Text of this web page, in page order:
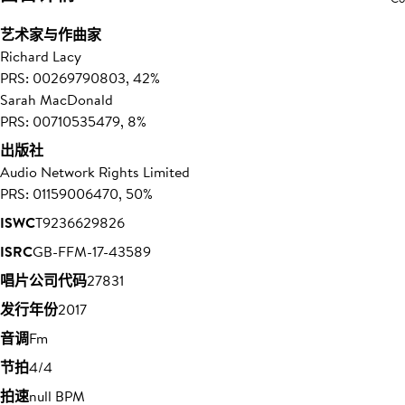
艺术家与作曲家
Richard Lacy
PRS: 00269790803, 42%
Sarah MacDonald
PRS: 00710535479, 8%
出版社
Audio Network Rights Limited
PRS: 01159006470, 50%
ISWCT9236629826
ISRCGB-FFM-17-43589
唱片公司代码27831
发行年份2017
音调Fm
节拍4/4
拍速null BPM